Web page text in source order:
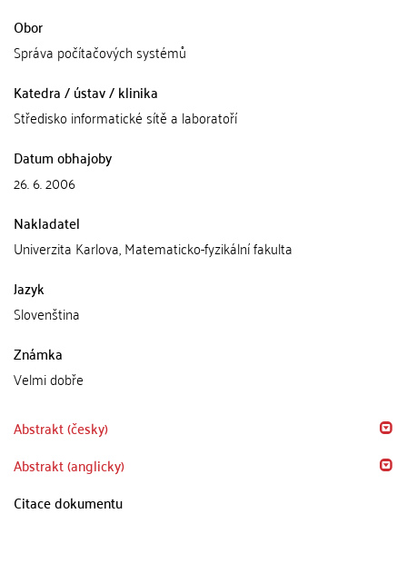
Obor
Správa počítačových systémů
Katedra / ústav / klinika
Středisko informatické sítě a laboratoří
Datum obhajoby
26. 6. 2006
Nakladatel
Univerzita Karlova, Matematicko-fyzikální fakulta
Jazyk
Slovenština
Známka
Velmi dobře
Abstrakt (česky)
Abstrakt (anglicky)
Citace dokumentu